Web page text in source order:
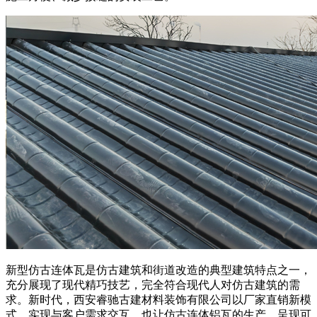
新型仿古连体瓦是仿古建筑和街道改造的典型建筑特点之一，
充分展现了现代精巧技艺，完全符合现代人对仿古建筑的需
求。新时代，西安睿驰古建材料装饰有限公司以厂家直销新模